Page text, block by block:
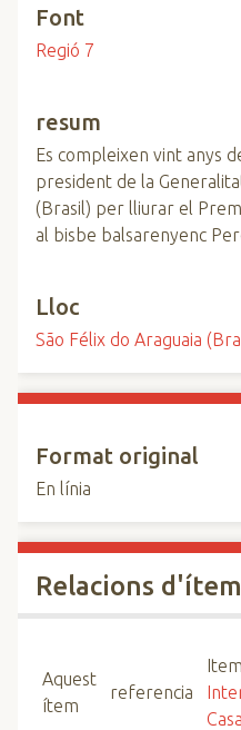
Font
Regió 7
resum
Es compleixen vint anys
president de la
(Brasil) per lliurar el
al bisbe balsarenyenc
Lloc
São Félix do Araguaia
Format original
En línia
Relacions d'ítem
Aquest
ítem
referencia